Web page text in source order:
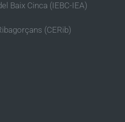
Baix Cinca (IEBC-IEA)
(CERib)